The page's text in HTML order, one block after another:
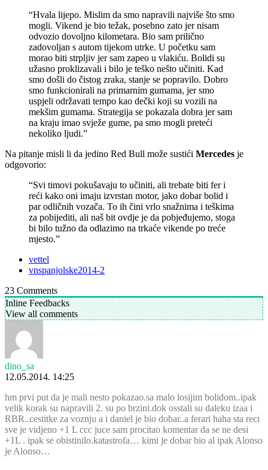
“Hvala lijepo. Mislim da smo napravili najviše što smo
mogli. Vikend je bio težak, posebno zato jer nisam
odvozio dovoljno kilometara. Bio sam prilično
zadovoljan s autom tijekom utrke. U početku sam
morao biti strpljiv jer sam zapeo u vlakiću. Bolidi su
užasno proklizavali i bilo je teško nešto učiniti. Kad
smo došli do čistog zraka, stanje se popravilo. Dobro
smo funkcionirali na primarnim gumama, jer smo
uspjeli održavati tempo kao dečki koji su vozili na
mekšim gumama. Strategija se pokazala dobra jer sam
na kraju imao svježe gume, pa smo mogli preteći
nekoliko ljudi.”
Na pitanje misli li da jedino Red Bull može sustići Mercedes je
odgovorio:
“Svi timovi pokušavaju to učiniti, ali trebate biti fer i
reći kako oni imaju izvrstan motor, jako dobar bolid i
par odličnih vozača. To ih čini vrlo snažnima i teškima
za pobijediti, ali naš bit ovdje je da pobjeđujemo, stoga
bi bilo tužno da odlazimo na trkaće vikende po treće
mjesto.”
vettel
vnspanjolske2014-2
23 Comments
Inline Feedbacks
View all comments
dino_sa
12.05.2014. 14:25
hm prvi put da je mali nesto pokazao.sa malo losijim bolidom..ipak
velik korak su napravili 2. su po brzini.dok osstali su daleku izaa i
RBR..cestitke za voznju a i daniel je bio dobar..a ferari haha sta reci
sve je vidjeno +1 L ccc juce sam procitao komentar da se ne desi
+1L . ipak se obistinilo.katastrofa… kimi je dobar bio al ipak Alonso
je Alonso…